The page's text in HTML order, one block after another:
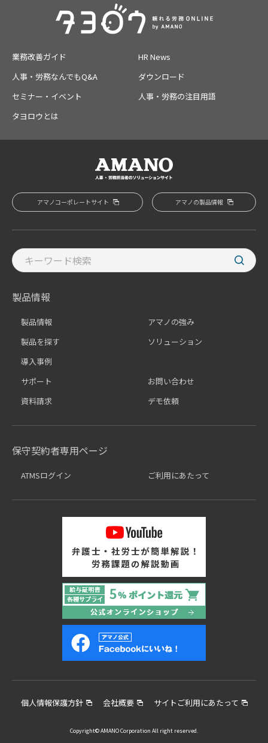
業務改善ガイド
HR News
人事・労務なんでもQ&A
ダウンロード
セミナー・イベント
人事・労務の注目用語
タヨロウとは
アマノコーポレートサイト アマノの製品情報
製品情報
製品情報
アマノの強み
製品を探す
ソリューション
導入事例
サポート
お問い合わせ
資料請求
デモ依頼
保守契約者専用ページ
ATMSログイン ご利用にあたって
個人情報保護方針 会社概要 サイトご利用にあたって
Copyright© AMANO Corporation All right reserved.